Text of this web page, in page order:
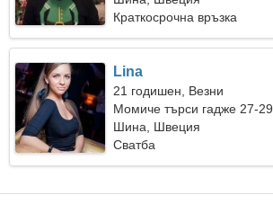
Краткосрочна връзка
Lina
21 годишен, Везни
Момиче търси гадже 27-29
Шина, Швеция
Сватба